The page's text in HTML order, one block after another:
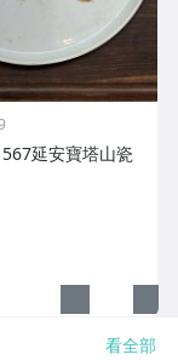
延安寶塔山瓷
看全部